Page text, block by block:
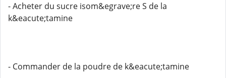
- Acheter du sucre isom&egrave;re S de la
k&eacute;tamine
- Commander de la poudre de k&eacute;tamine